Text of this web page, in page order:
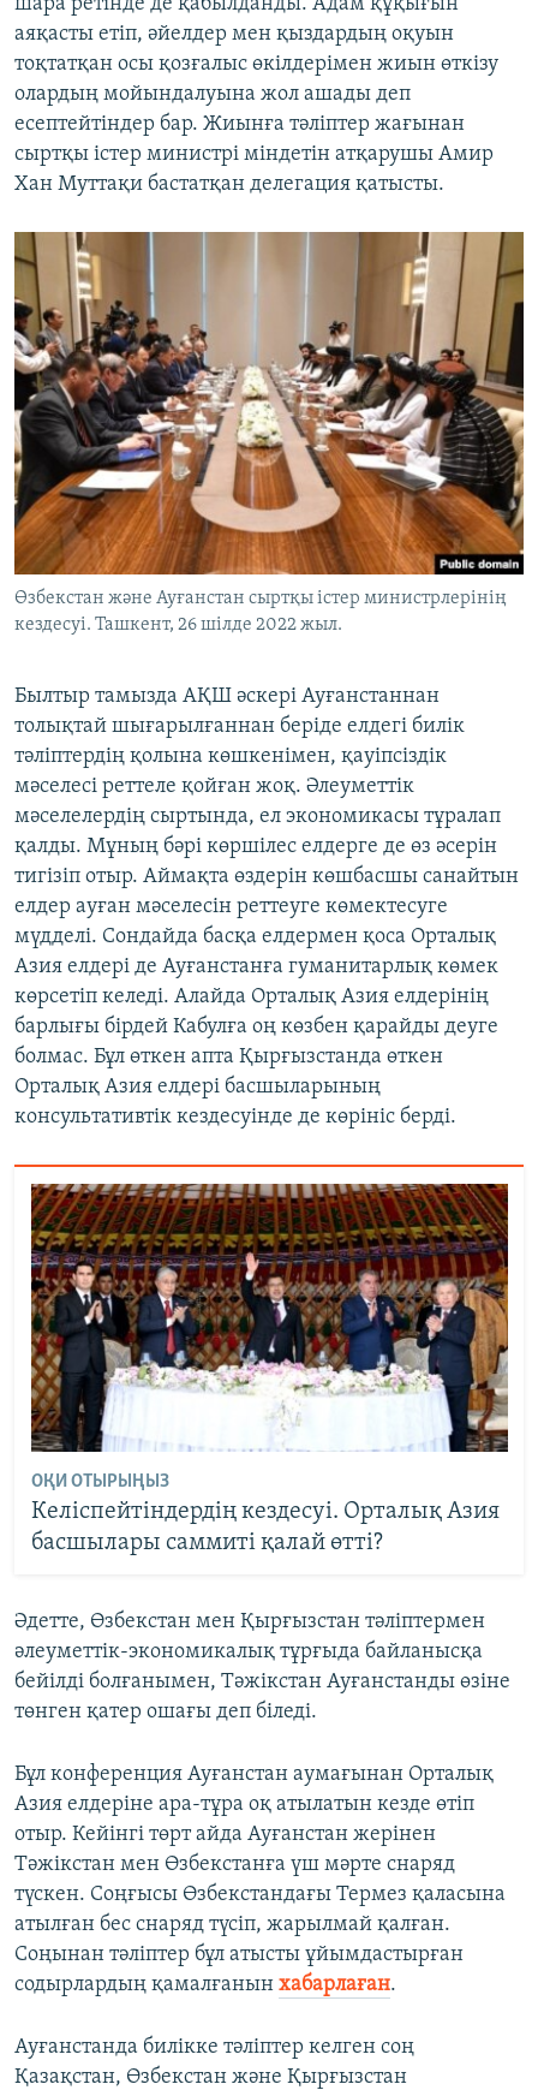
шара ретінде де қабылданды. Адам құқығын
аяқасты етіп, әйелдер мен қыздардың оқуын
тоқтатқан осы қозғалыс өкілдерімен жиын өткізу
олардың мойындалуына жол ашады деп
есептейтіндер бар. Жиынға тәліптер жағынан
сыртқы істер министрі міндетін атқарушы Амир
Хан Муттақи бастатқан делегация қатысты.
Өзбекстан және Ауғанстан сыртқы істер министрлерінің
кездесуі. Ташкент, 26 шілде 2022 жыл.
Былтыр тамызда АҚШ әскері Ауғанстаннан
толықтай шығарылғаннан беріде елдегі билік
тәліптердің қолына көшкенімен, қауіпсіздік
мәселесі реттеле қойған жоқ. Әлеуметтік
мәселелердің сыртында, ел экономикасы тұралап
қалды. Мұның бәрі көршілес елдерге де өз әсерін
тигізіп отыр. Аймақта өздерін көшбасшы санайтын
елдер ауған мәселесін реттеуге көмектесуге
мүдделі. Сондайда басқа елдермен қоса Орталық
Азия елдері де Ауғанстанға гуманитарлық көмек
көрсетіп келеді. Алайда Орталық Азия елдерінің
барлығы бірдей Кабулға оң көзбен қарайды деуге
болмас. Бұл өткен апта Қырғызстанда өткен
Орталық Азия елдері басшыларының
консультативтік кездесуінде де көрініс берді.
ОҚИ ОТЫРЫҢЫЗ
Келіспейтіндердің кездесуі. Орталық Азия
басшылары саммиті қалай өтті?
Әдетте, Өзбекстан мен Қырғызстан тәліптермен
әлеуметтік-экономикалық тұрғыда байланысқа
бейілді болғанымен, Тәжікстан Ауғанстанды өзіне
төнген қатер ошағы деп біледі.
Бұл конференция Ауғанстан аумағынан Орталық
Азия елдеріне ара-тұра оқ атылатын кезде өтіп
отыр. Кейінгі төрт айда Ауғанстан жерінен
Тәжікстан мен Өзбекстанға үш мәрте снаряд
түскен. Соңғысы Өзбекстандағы Термез қаласына
атылған бес снаряд түсіп, жарылмай қалған.
Соңынан тәліптер бұл атысты ұйымдастырған
содырлардың қамалғанын хабарлаған.
Ауғанстанда билікке тәліптер келген соң
Қазақстан, Өзбекстан және Қырғызстан